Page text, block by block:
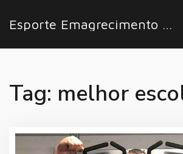
Esporte Emagrecimento Fácil
Tag: melhor